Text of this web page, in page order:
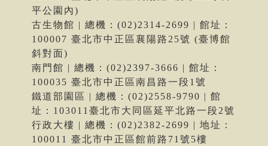
平公園內)
古生物館 | 總機：(02)2314-2699 | 館址：
100007 臺北市中正區襄陽路25號 (臺博館
斜對面)
南門館 | 總機：(02)2397-3666 | 館址：
100035 臺北市中正區南昌路一段1號
鐵道部園區 | 總機：(02)2558-9790 | 館
址：103011臺北市大同區延平北路一段2號
行政大樓 | 總機：(02)2382-2699 | 地址：
100011 臺北市中正區館前路71號5樓